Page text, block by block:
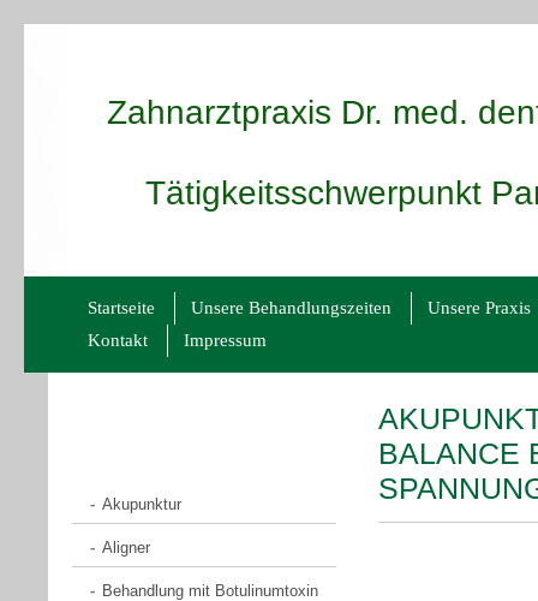
Zahnarztpraxis Dr. med.
Tätigkeitsschwerpunkt
Startseite Unsere Behandlungszeiten
Unsere Praxis
Kontakt
Impressum
Akupunktur
Aligner
Behandlung mit Botulinumtoxin
BALANCE